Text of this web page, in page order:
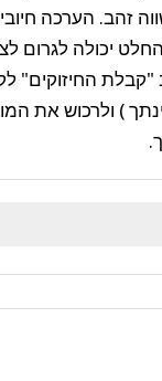
זהב. הערכה
יכולה לגרום
"קבלת החיזוקים"
) ולרכוש את